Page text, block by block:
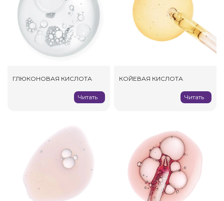
ГЛЮКОНОВАЯ КИСЛОТА
Читать
КОЙЕВАЯ КИСЛОТА
Читать